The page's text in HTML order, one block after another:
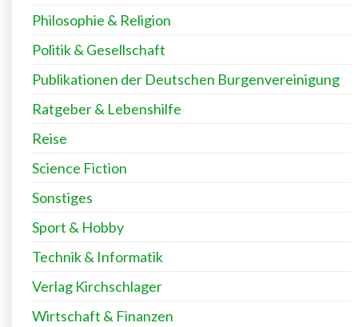
Philosophie & Religion
Politik & Gesellschaft
Publikationen der Deutschen Burgenvereinigung
Ratgeber & Lebenshilfe
Reise
Science Fiction
Sonstiges
Sport & Hobby
Technik & Informatik
Verlag Kirchschlager
Wirtschaft & Finanzen